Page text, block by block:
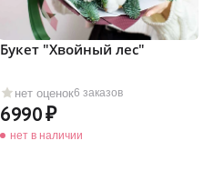
нет оценок6 заказов
Букет "Хвойный лес"
6990
нет в наличии